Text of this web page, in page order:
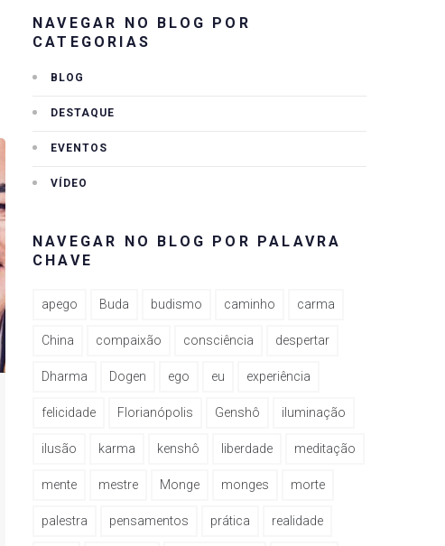
NAVEGAR NO BLOG POR
CATEGORIAS
BLOG
DESTAQUE
EVENTOS
VÍDEO
NAVEGAR NO BLOG POR PALAVRA
CHAVE
apego Buda budismo caminho carma
China compaixão consciência despertar
Dharma Dogen ego eu experiência
felicidade Florianópolis Genshô iluminação
ilusão karma kenshô liberdade meditação
mente mestre Monge monges morte
palestra pensamentos prática realidade